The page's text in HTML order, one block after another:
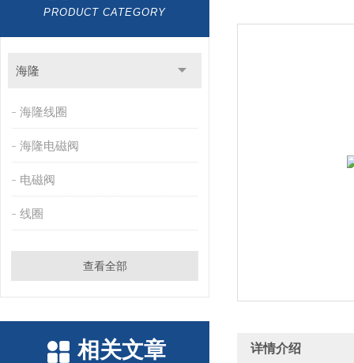
PRODUCT CATEGORY
海隆
海隆线圈
海隆电磁阀
电磁阀
线圈
查看全部
相关文章 详情介绍